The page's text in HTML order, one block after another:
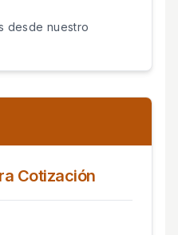
desde nuestro
Cotización